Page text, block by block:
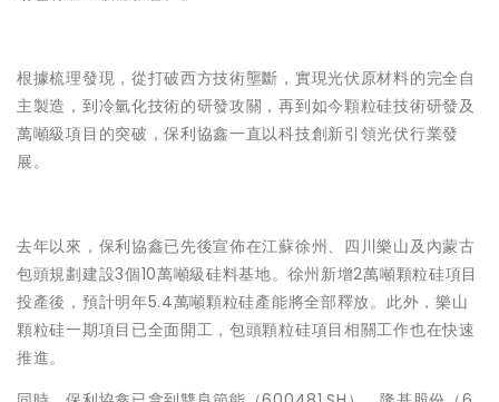
根據梳理發現，從打破西方技術壟斷，實現光伏原材料的完全自
主製造，到冷氫化技術的研發攻關，再到如今顆粒硅技術研發及
萬噸級項目的突破，保利協鑫一直以科技創新引領光伏行業發
展。
去年以來，保利協鑫已先後宣佈在江蘇徐州、四川樂山及內蒙古
包頭規劃建設3個10萬噸級硅料基地。徐州新增2萬噸顆粒硅項目
投產後，預計明年5.4萬噸顆粒硅產能將全部釋放。此外，樂山
顆粒硅一期項目已全面開工，包頭顆粒硅項目相關工作也在快速
推進。